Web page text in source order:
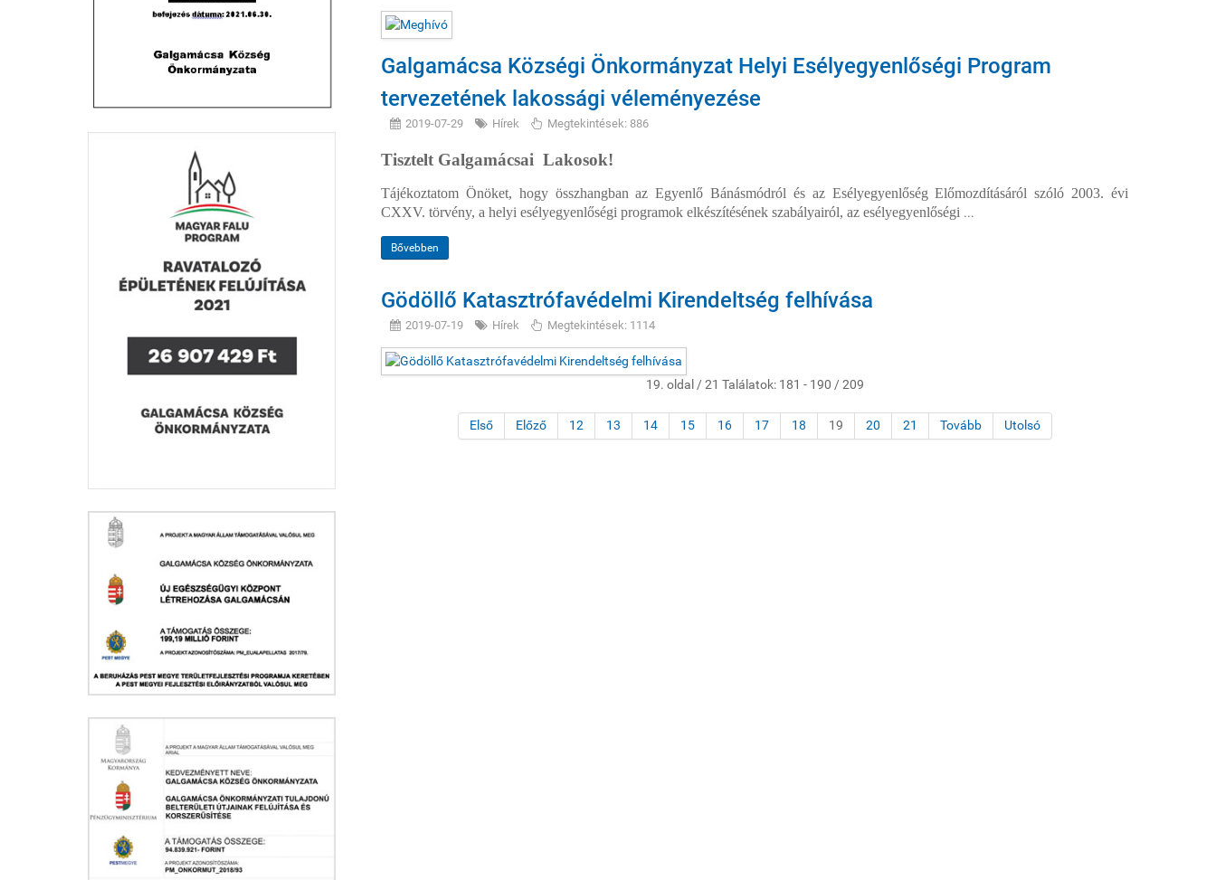
Galgamácsa Községi Önkormányzat Helyi Esélyegyenlőségi Program
tervezetének lakossági véleményezése
2019-07-29 Hírek Megtekintések: 886
Tisztelt Galgamácsai Lakosok!
Tájékoztatom Önöket, hogy összhangban az Egyenlő Bánásmódról és az Esélyegyenlőség Előmozdításáról szóló 2003. évi
CXXV. törvény, a helyi esélyegyenlőségi programok elkészítésének szabályairól, az esélyegyenlőségi ...
Bővebben
Gödöllő Katasztrófavédelmi Kirendeltség felhívása
2019-07-19 Hírek Megtekintések: 1114
19. oldal / 21 Találatok: 181 - 190 / 209
Első Előző 12 13 14 15 16 17 18 19 20 21 Tovább Utolsó